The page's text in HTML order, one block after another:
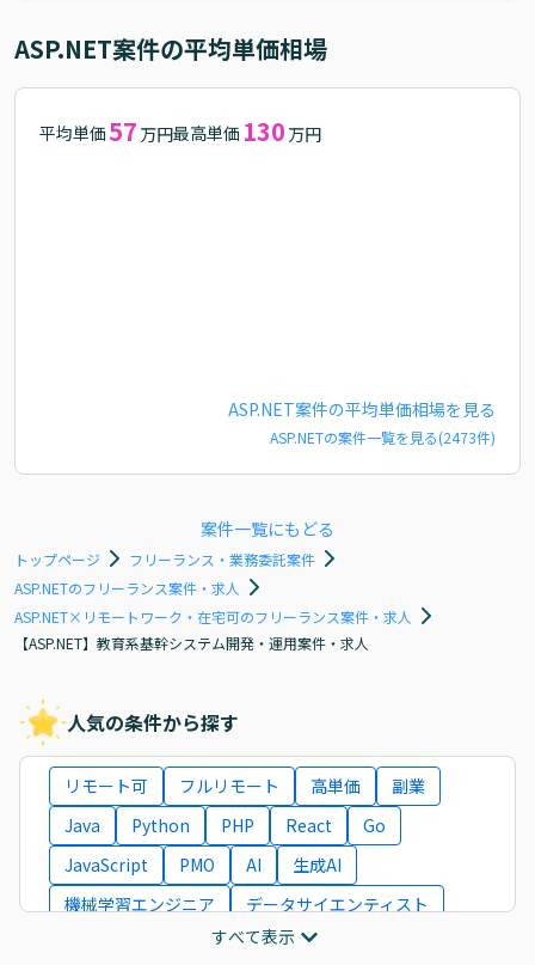
ASP.NET案件の平均単価相場
平均単価57 万円最高単価 130 万円
ASP.NET案件の平均単価相場を見る
ASP.NETの案件一覧を見る(2473件)
案件一覧にもどる
トップページ
フリーランス・業務委託案件
ASP.NETのフリーランス案件・求人
ASP.NET×リモートワーク・在宅可のフリーランス案件・求人
【ASP.NET】教育系基幹システム開発・運用案件・求人
人気の条件から探す
リモート可 フルリモート 高単価
副業
Java
Python PHP React
Go
JavaScript
PMO AI
生成AI
機械学習エンジニア
データサイエンティスト
ITコンサルタント
すべて表示